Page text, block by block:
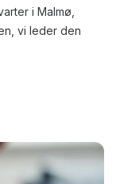
i Malmø,
vi leder den